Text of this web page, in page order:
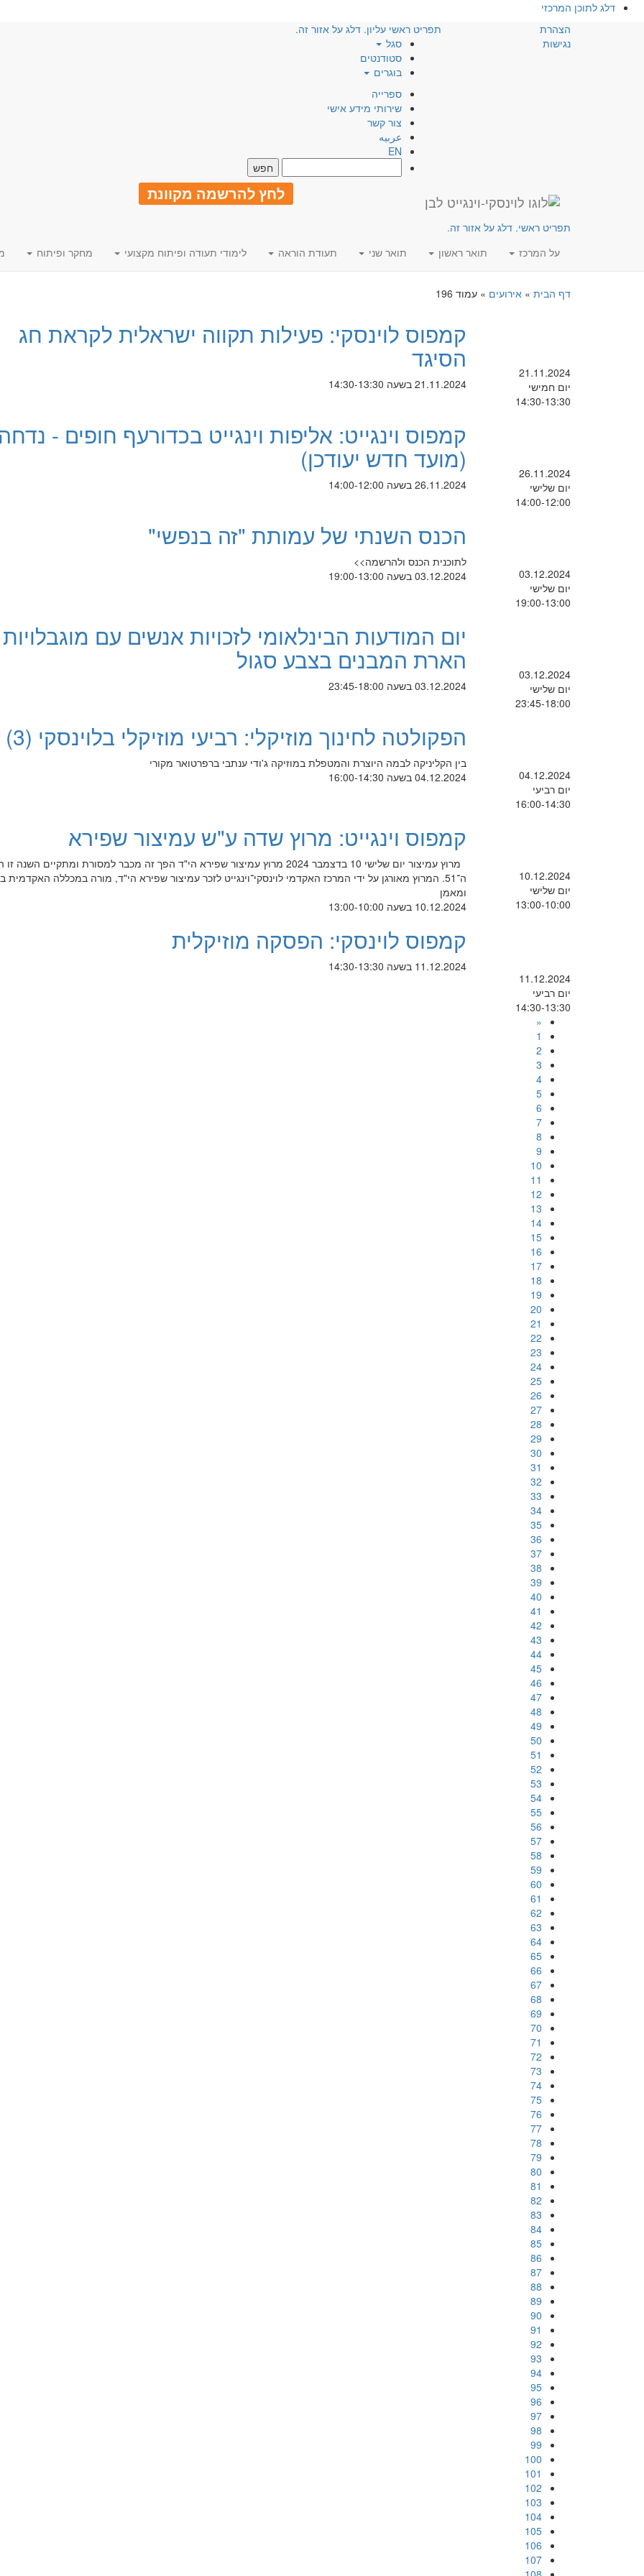
דלג לתוכן המרכזי
הצהרת
נגישות
תפריט ראשי עליון. דלג על אזור זה.
סגל
סטודנטים
בוגרים
ספרייה
שירותי מידע אישי
צור קשר
عربيه
EN
לחץ להרשמה מקוונת
תפריט ראשי. דלג על אזור זה.
על המרכז
תואר ראשון תואר שני תעודת הוראה לימודי תעודה ופיתוח מקצועי מחקר ופיתוח
דף הבית » אירועים » עמוד 196
21.11.2024
יום חמישי
14:30-13:30
קמפוס לוינסקי: פעילות תקווה ישראלית לקראת חג
הסיגד
21.11.2024 בשעה 14:30-13:30
26.11.2024
יום שלישי
14:00-12:00
קמפוס וינגייט: אליפות וינגייט בכדורעף חופים - נדחה
(מועד חדש יעודכן)
26.11.2024 בשעה 14:00-12:00
03.12.2024
יום שלישי
19:00-13:00
הכנס השנתי של עמותת "זה בנפשי"
לתוכנית הכנס ולהרשמה>>
03.12.2024 בשעה 19:00-13:00
03.12.2024
יום שלישי
23:45-18:00
יום המודעות הבינלאומי לזכויות אנשים עם
הארת המבנים בצבע סגול
03.12.2024 בשעה 23:45-18:00
04.12.2024
יום רביעי
16:00-14:30
הפקולטה לחינוך מוזיקלי: רביעי מוזיקלי בלוינסקי (3)
בין הקליניקה לבמה היוצרת והמטפלת במוזיקה ג'ודי ענתבי ברפרטואר מקורי
04.12.2024 בשעה 16:00-14:30
10.12.2024
יום שלישי
13:00-10:00
קמפוס וינגייט: מרוץ שדה ע"ש עמיצור שפירא
מרוץ עמיצור יום שלישי 10 בדצמבר 2024 מרוץ עמיצור שפירא הי"ד הפך זה מכבר למסורת ומתקיים השנה
ה־51. המרוץ מאורגן על ידי המרכז האקדמי לוינסקי־וינגייט לזכר עמיצור שפירא הי"ד, מורה במכללה האקדמית
ומאמן
10.12.2024 בשעה 13:00-10:00
11.12.2024
יום רביעי
14:30-13:30
קמפוס לוינסקי: הפסקה מוזיקלית
11.12.2024 בשעה 14:30-13:30
«
1
2
3
4
5
6
7
8
9
10
11
12
13
14
15
16
17
18
19
20
21
22
23
24
25
26
27
28
29
30
31
32
33
34
35
36
37
38
39
40
41
42
43
44
45
46
47
48
49
50
51
52
53
54
55
56
57
58
59
60
61
62
63
64
65
66
67
68
69
70
71
72
73
74
75
76
77
78
79
80
81
82
83
84
85
86
87
88
89
90
91
92
93
94
95
96
97
98
99
100
101
102
103
104
105
106
107